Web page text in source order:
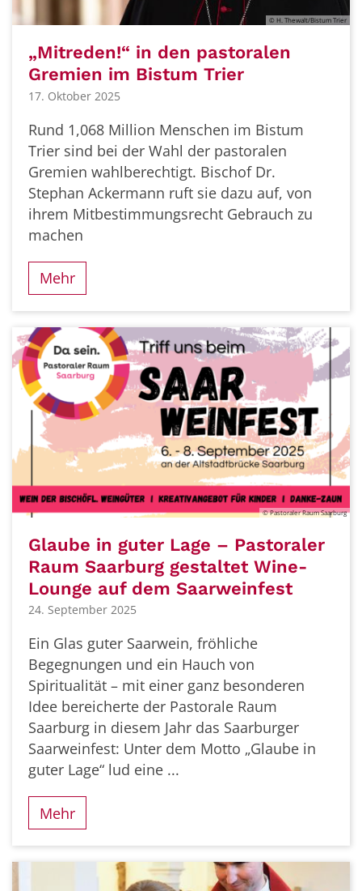
© H. Thewalt/Bistum Trier
„Mitreden!“ in den pastoralen
Gremien im Bistum Trier
17. Oktober 2025
Rund 1,068 Million Menschen im Bistum
Trier sind bei der Wahl der pastoralen
Gremien wahlberechtigt. Bischof Dr.
Stephan Ackermann ruft sie dazu auf, von
ihrem Mitbestimmungsrecht Gebrauch zu
machen
Mehr
© Pastoraler Raum Saarburg
Glaube in guter Lage – Pastoraler
Raum Saarburg gestaltet Wine-
Lounge auf dem Saarweinfest
24. September 2025
Ein Glas guter Saarwein, fröhliche
Begegnungen und ein Hauch von
Spiritualität – mit einer ganz besonderen
Idee bereicherte der Pastorale Raum
Saarburg in diesem Jahr das Saarburger
Saarweinfest: Unter dem Motto „Glaube in
guter Lage“ lud eine ...
Mehr